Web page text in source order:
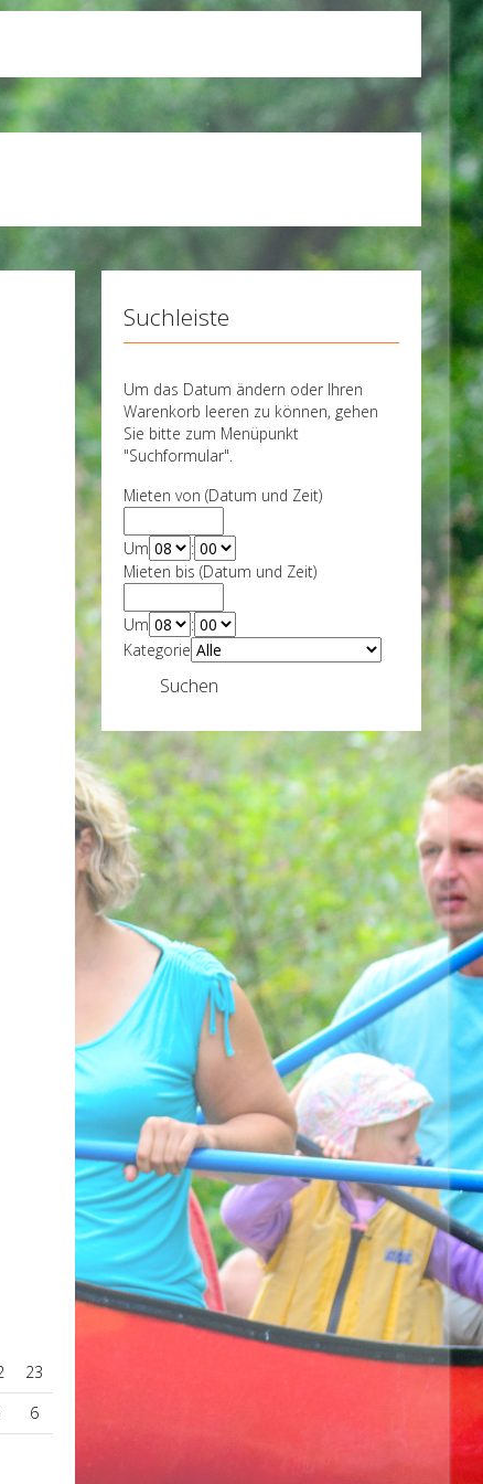
23
6
Suchleiste
Um das Datum ändern oder Ihren
Warenkorb leeren zu können, gehen
Sie bitte zum Menüpunkt
"Suchformular".
Mieten von (Datum und Zeit)
Um
:
Mieten bis (Datum und Zeit)
Um
:
Kategorie
Suchen